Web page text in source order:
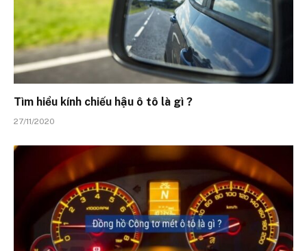
Tìm hiểu kính chiếu hậu ô tô là gì ?
27/11/2020